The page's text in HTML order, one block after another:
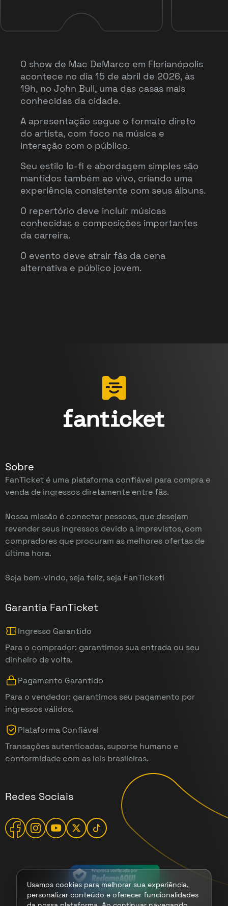
Usamos cookies para melhorar sua experiência,
personalizar conteúdo e oferecer funcionalidades
O show de Mac DeMarco em Florianópolis
acontece no dia 15 de abril de 2026, às
19h, no John Bull, uma das casas mais
conhecidas da cidade.
A apresentação segue o formato direto
do artista, com foco na música e
interação com o público.
Seu estilo lo-fi e abordagem simples são
mantidos também ao vivo, criando uma
experiência consistente com seus álbuns.
O repertório deve incluir músicas
conhecidas e composições importantes
da carreira.
O evento deve atrair fãs da cena
alternativa e público jovem.
Sobre
FanTicket é uma plataforma confiável para compra e
venda de ingressos diretamente entre fãs.
Nossa missão é conectar pessoas, que desejam
revender seus ingressos devido a imprevistos, com
compradores que procuram as melhores ofertas de
última hora.
Seja bem-vindo, seja feliz, seja FanTicket!
Garantia FanTicket
Ingresso Garantido
Para o comprador: garantimos sua entrada ou seu
dinheiro de volta.
Pagamento Garantido
Para o vendedor: garantimos seu pagamento por
ingressos válidos.
Plataforma Confiável
Transações autenticadas, suporte humano e
conformidade com as leis brasileiras.
Redes Sociais